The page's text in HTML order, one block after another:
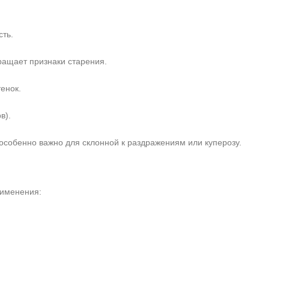
признаки старения.
важно для склонной к раздражениям или куперозу.